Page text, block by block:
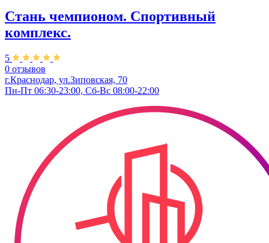
Стань чемпионом. Спортивный
комплекс.
5
0 отзывов
г.Краснодар, ул.Зиповская, 70
Пн-Пт 06:30-23:00, Сб-Вс 08:00-22:00